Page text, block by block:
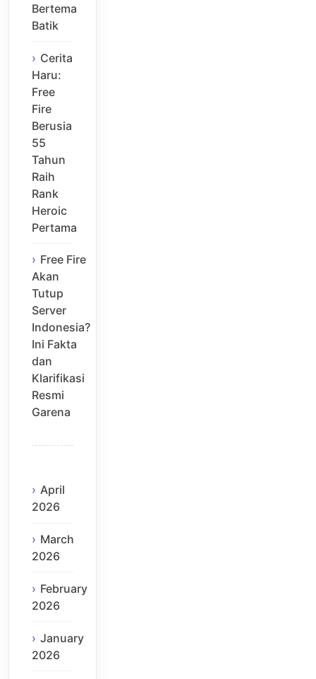
Bertema
Batik
Cerita
Haru:
Free
Fire
Berusia
55
Tahun
Raih
Rank
Heroic
Pertama
Free Fire
Akan
Tutup
Server
Indonesia?
Ini Fakta
dan
Klarifikasi
Resmi
Garena
April
2026
March
2026
February
2026
January
2026